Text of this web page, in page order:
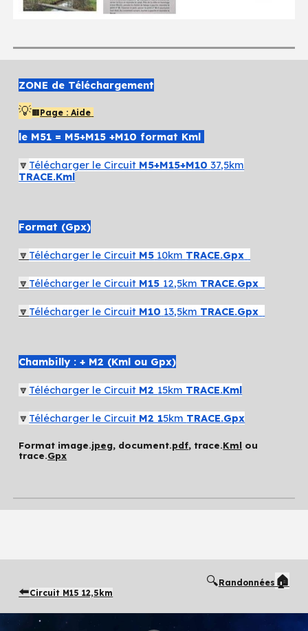
ZONE de Téléchargement
💡🟧Page : Aide
le M51 = M5+M15 +M10 format Kml
🔽 Télécharger le Circuit M5+M15+M10 37,5km
TRACE.Kml
Format (Gpx)
🔽 Télécharger le Circuit M5 10km TRACE.Gpx
🔽 Télécharger le Circuit M15 12,5km TRACE.Gpx
🔽 Télécharger le Circuit M10 13,5km TRACE.Gpx
Chambilly :+ M2 (Kml ou Gpx)
🔽 Télécharger le Circuit M2 15km TRACE.Kml
🔽 Télécharger le Circuit M2 15km TRACE.Gpx
Format image.jpeg, document.pdf, trace.Kml ou
trace.Gpx
🔍Randonnées 🏠
⬅️Circuit M15 12,5 km